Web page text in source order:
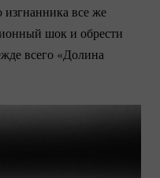
все же
шок и обрести
всего «Долина